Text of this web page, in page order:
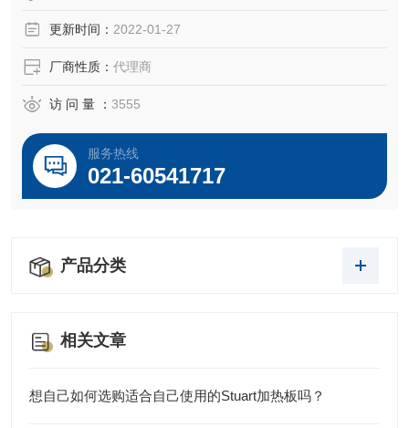
可进行高温高压灭菌
更新时间： 2022-01-27
厂商性质： 代理商
访 问 量 ： 3555
服务热线
021-60541717
产品分类
相关文章
想自己如何选购适合自己使用的Stuart加热板吗？